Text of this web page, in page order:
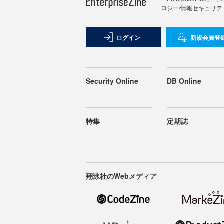
ロジー/情報セキュリ
ログイン 新規会員登
Security Online DB Online
特集 定期誌
翔泳社のWebメディア